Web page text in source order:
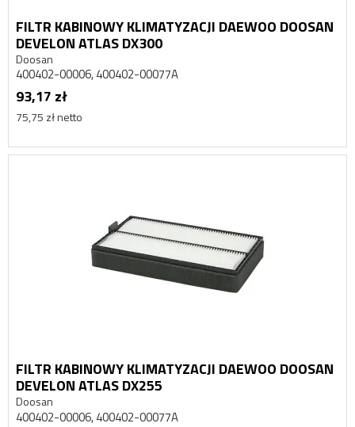
FILTR KABINOWY KLIMATYZACJI DAEWOO DOOSAN
DEVELON ATLAS DX300
Doosan
400402-00006, 400402-00077A
93,17 zł
75,75 zł netto
FILTR KABINOWY KLIMATYZACJI DAEWOO DOOSAN
DEVELON ATLAS DX255
Doosan
400402-00006, 400402-00077A